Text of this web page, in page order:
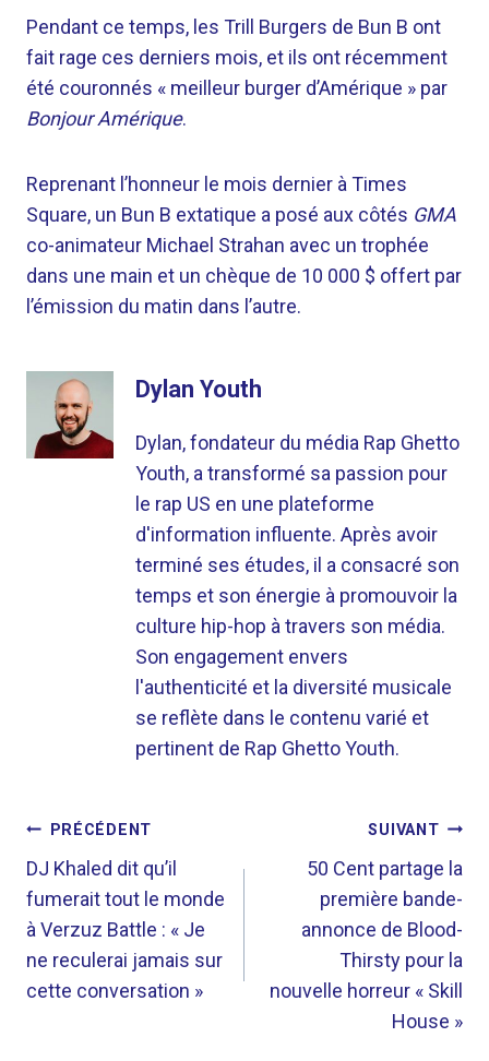
Pendant ce temps, les Trill Burgers de Bun B ont
fait rage ces derniers mois, et ils ont récemment
été couronnés « meilleur burger d’Amérique » par
Bonjour Amérique.
Reprenant l’honneur le mois dernier à Times
Square, un Bun B extatique a posé aux côtés GMA
co-animateur Michael Strahan avec un trophée
dans une main et un chèque de 10 000 $ offert par
l’émission du matin dans l’autre.
Dylan Youth
Dylan, fondateur du média Rap Ghetto
Youth, a transformé sa passion pour
le rap US en une plateforme
d'information influente. Après avoir
terminé ses études, il a consacré son
temps et son énergie à promouvoir la
culture hip-hop à travers son média.
Son engagement envers
l'authenticité et la diversité musicale
se reflète dans le contenu varié et
pertinent de Rap Ghetto Youth.
NAVIGATION
DE
L’ARTICLE
PRÉCÉDENT
DJ Khaled dit qu’il
fumerait tout le monde
à Verzuz Battle : « Je
ne reculerai jamais sur
cette conversation »
SUIVANT
50 Cent partage la
première bande-
annonce de Blood-
Thirsty pour la
nouvelle horreur « Skill
House »